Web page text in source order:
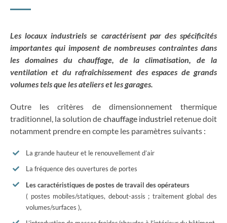
Les locaux industriels se caractérisent par des spécificités
importantes qui imposent de nombreuses contraintes dans
les domaines du chauffage, de la climatisation, de la
ventilation et du rafraîchissement des espaces de grands
volumes tels que les ateliers et les garages.
Outre les critères de dimensionnement thermique
traditionnel, la solution de chauffage industriel retenue doit
notamment prendre en compte les paramètres suivants :
La grande hauteur et le renouvellement d’air
La fréquence des ouvertures de portes
Les caractéristiques de postes de travail des opérateurs
( postes mobiles/statiques, debout-assis ; traitement global des
volumes/surfaces ),